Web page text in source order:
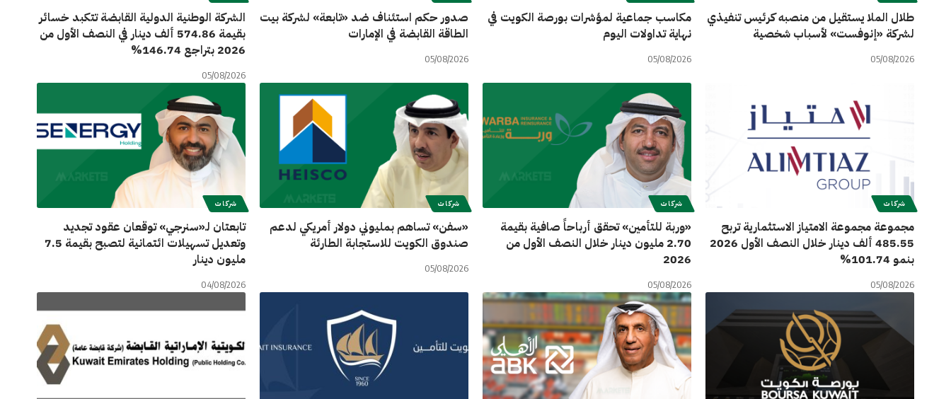
طلال الملا يستقيل من منصبه كرئيس تنفيذي
لشركة «إنوفست» لأسباب شخصية
05/08/2026
مكاسب جماعية لمؤشرات بورصة الكويت في
نهاية تداولات اليوم
05/08/2026
صدور حكم استئناف ضد «تابعة» لشركة بيت
الطاقة القابضة في الإمارات
05/08/2026
الشركة الوطنية الدولية القابضة تتكبد خسائر
بقيمة 574.86 ألف دينار في النصف الأول من
2026 بتراجع 146.74%
05/08/2026
شركات
مجموعة مجموعة الامتياز الاستثمارية تربح
485.55 ألف دينار خلال النصف الأول 2026
بنمو 101.74%
05/08/2026
شركات
«وربة للتأمين» تحقق أرباحاً صافية بقيمة
2.70 مليون دينار خلال النصف الأول من
2026
05/08/2026
شركات
«سفن» تساهم بمليوني دولار أمريكي لدعم
صندوق الكويت للاستجابة الطارئة
05/08/2026
شركات
تابعتان لـ«سنرجي» توقعان عقود تجديد
وتعديل تسهيلات ائتمانية لتصبح بقيمة 7.5
مليون دينار
04/08/2026